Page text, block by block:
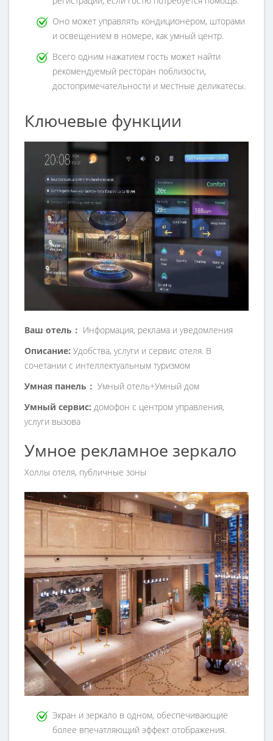
Оно может управлять кондиционером, шторами
и освещением в номере, как умный центр.
Всего одним нажатием гость может найти
рекомендуемый ресторан поблизости,
достопримечательности и местные деликатесы.
Ключевые функции
Ваш отель： Информация, реклама и уведомления
Описание: Удобства, услуги и сервис отеля. В
сочетании с интеллектуальным туризмом
Умная панель： Умный отель+Умный дом
Умный сервис: домофон с центром управления,
услуги вызова
Умное рекламное зеркало
Холлы отеля, публичные зоны
Экран и зеркало в одном, обеспечивающие
более впечатляющий эффект отображения.